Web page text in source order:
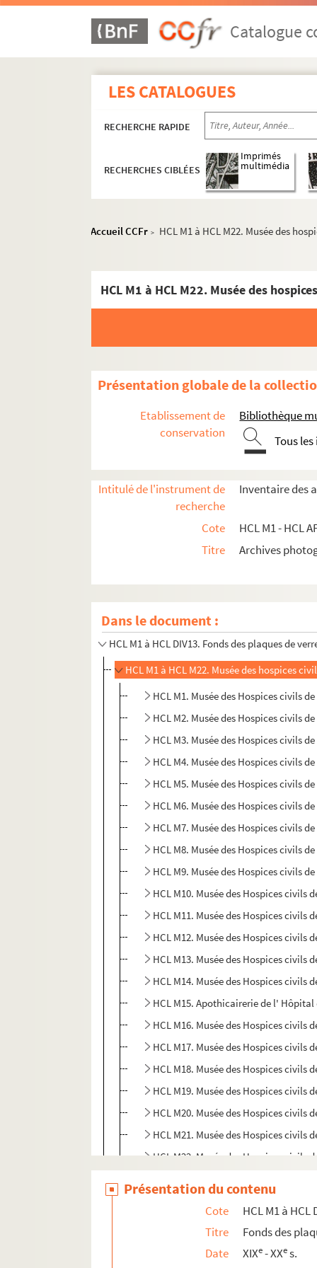
Catalogue
LES CATALOGUES
RECHERCHE RAPIDE
RECHERCHES CIBLÉES
Imprimés
multimédia
Accueil CCFr > HCL M1 à HCL M22. Musée des
HCL M1 à HCL M22. Musée des
Présentation globale de la
Etablissement de
conservation
Bibliothèque
Tous
Intitulé de l'instrument de
recherche
Inventaire des
Cote
HCL M1 - HCL
Titre
Archives
Dans le document :
HCL M1 à HCL DIV13. Fonds des plaques de
HCL M1 à HCL M22. Musée des hospices
HCL M2. Musée des Hospices civils
HCL M3. Musée des Hospices civils
HCL M4. Musée des Hospices civils
HCL M5. Musée des Hospices civils
HCL M6. Musée des Hospices civils
HCL M7. Musée des Hospices civils
HCL M8. Musée des Hospices civils
HCL M9. Musée des Hospices civils
HCL M10. Musée des Hospices civils
HCL M11. Musée des Hospices civils
HCL M12. Musée des Hospices civils
HCL M13. Musée des Hospices civils
HCL M14. Musée des Hospices civils
HCL M15. Apothicairerie de l' Hôpital
HCL M16. Musée des Hospices civils
HCL M17. Musée des Hospices civils
HCL M18. Musée des Hospices civils
HCL HD1 à HCL HD40. Hôpital de
HCL DEB1 à HCL DEB10. Hôpital
HCL HVG1. Hôpital des Vieillards de la
HCL RS1 à HCL RS4. Hôpital Renée
Présentation du contenu
Cote
HCL M1 à HCL
Titre
Fonds des
Date
XIXe- XXes.